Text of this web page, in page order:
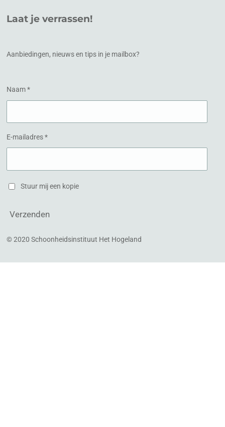
e
b
k
t
a
a
Laat je verrassen!
Aanbiedingen, nieuws en tips in je mailbox?
Naam *
E-mailadres *
Stuur mij een kopie
Verzenden
© 2020 Schoonheidsinstituut Het Hogeland